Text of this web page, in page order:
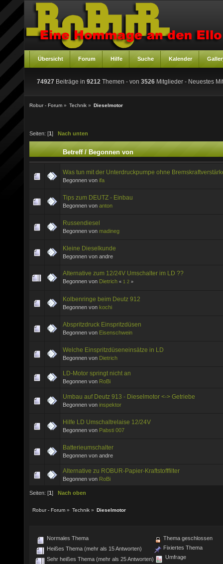
Übersicht Forum Hilfe Suche Kalender
74927 Beiträge in 9212 Themen - von 3526 Mitglieder - Neuestes
Robur - Forum » Technik » Dieselmotor
Seiten: [1 ] Nach unten
Betreff/Begonnen von
Was tun mit der Unterdruckpumpe ohne
Begonnen von ifa
Tips zum DEUTZ - Einbau
Begonnen von anton
Russendiesel
Begonnen von madineg
Kleine Dieselkunde
Begonnen von andre
Alternative zum 12/24V Umschalter im LD ??
Begonnen von Dietrich « 1 2 »
Kolbenringe beim Deutz 912
Begonnen von kochi
Abspritzdruck Einspritzdüsen
Begonnen von Eisenschwein
Welche Einspritzdüseneinsätze in LD
Begonnen von Dietrich
LD-Motor springt nicht an
Begonnen von RoBi
Umbau auf Deutz 913 - Dieselmotor <-> Getriebe
Begonnen von inspektor
Hilfe LD Umschaltrelaise 12/24V
Begonnen von Pabsti 007
Batterieumschalter
Begonnen von andre
Alternative zu ROBUR-Papier-Kraftstofffilter
Begonnen von RoBi
Seiten: [1] Nach oben
Robur - Forum » Technik » Dieselmotor
Normales Thema
Heißes Thema (mehr als 15 Antworten)
Sehr heißes Thema (mehr als 25 Antworten)
Thema geschlossen
Fixiertes Thema
Umfrage